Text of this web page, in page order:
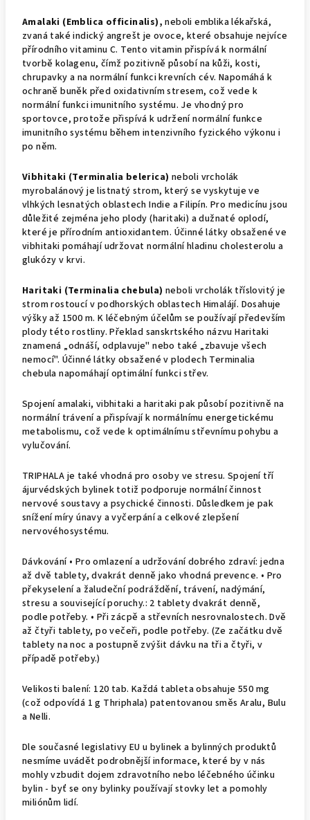
Amalaki (Emblica officinalis), neboli emblika lékařská,
zvaná také indický angrešt je ovoce, které obsahuje nejvíce
přírodního vitaminu C. Tento vitamin přispívá k normální
tvorbě kolagenu, čímž pozitivně působí na kůži, kosti,
chrupavky a na normální funkci krevních cév. Napomáhá k
ochraně buněk před oxidativním stresem, což vede k
normální funkci imunitního systému. Je vhodný pro
sportovce, protože přispívá k udržení normální funkce
imunitního systému během intenzivního fyzického výkonu i
po něm.
Vibhitaki (Terminalia belerica) neboli vrcholák
myrobalánový je listnatý strom, který se vyskytuje ve
vlhkých lesnatých oblastech Indie a Filipín. Pro medicínu jsou
důležité zejména jeho plody (haritaki) a dužnaté oplodí,
které je přírodním antioxidantem. Účinné látky obsažené ve
vibhitaki pomáhají udržovat normální hladinu cholesterolu a
glukózy v krvi.
Haritaki (Terminalia chebula) neboli vrcholák tříslovitý je
strom rostoucí v podhorských oblastech Himalájí. Dosahuje
výšky až 1500 m. K léčebným účelům se používají především
plody této rostliny. Překlad sanskrtského názvu Haritaki
znamená „odnáší, odplavuje" nebo také „zbavuje všech
nemocí". Účinné látky obsažené v plodech Terminalia
chebula napomáhají optimální funkci střev.
Spojení amalaki, vibhitaki a haritaki pak působí pozitivně na
normální trávení a přispívají k normálnímu energetickému
metabolismu, což vede k optimálnímu střevnímu pohybu a
vylučování.
TRIPHALA je také vhodná pro osoby ve stresu. Spojení tří
ájurvédských bylinek totiž podporuje normální činnost
nervové soustavy a psychické činnosti. Důsledkem je pak
snížení míry únavy a vyčerpání a celkové zlepšení
nervovéhosystému.
Dávkování • Pro omlazení a udržování dobrého zdraví: jedna
až dvě tablety, dvakrát denně jako vhodná prevence. • Pro
překyselení a žaludeční podráždění, trávení, nadýmání,
stresu a související poruchy.: 2 tablety dvakrát denně,
podle potřeby. • Při zácpě a střevních nesrovnalostech. Dvě
až čtyři tablety, po večeři, podle potřeby. (Ze začátku dvě
tablety na noc a postupně zvýšit dávku na tři a čtyři, v
případě potřeby.)
Velikosti balení: 120 tab. Každá tableta obsahuje 550 mg
(což odpovídá 1 g Thriphala) patentovanou směs Aralu, Bulu
a Nelli.
Dle současné legislativy EU u bylinek a bylinných produktů
nesmíme uvádět podrobnější informace, které by v nás
mohly vzbudit dojem zdravotního nebo léčebného účinku
bylin - byť se ony bylinky používají stovky let a pomohly
miliónům lidí.